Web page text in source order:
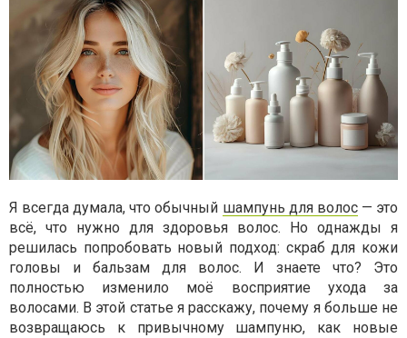
Я всегда думала, что обычный шампунь для волос— это
всё, что нужно для здоровья волос. Но однажды я
решилась попробовать новый подход: скраб для кожи
головы и бальзам для волос. И знаете что? Это
полностью изменило моё восприятие ухода за
волосами. В этой статье я расскажу, почему я больше не
возвращаюсь к привычному шампуню, как новые